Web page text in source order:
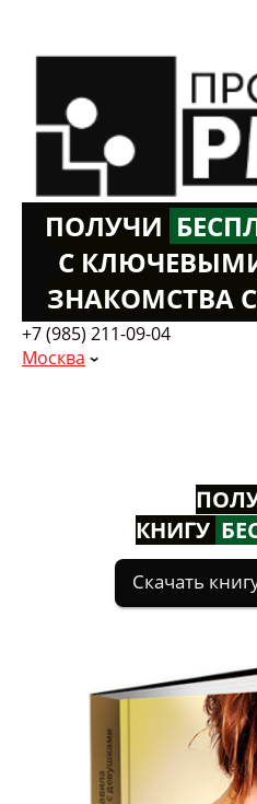
ПОЛУЧИ Б
С
ЗНАКОМСТВА
+7 (985) 211-09-04
Москва
КНИГУ